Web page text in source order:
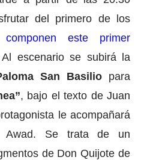
del primero de los
este primer
escenario se subirá la
San Basilio para
, bajo el texto de Juan
le acompañará
Se trata de un
de Don Quijote de